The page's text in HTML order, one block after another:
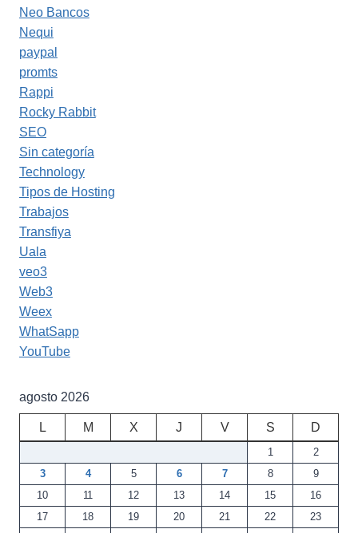
Neo Bancos
Nequi
paypal
promts
Rappi
Rocky Rabbit
SEO
Sin categoría
Technology
Tipos de Hosting
Trabajos
Transfiya
Uala
veo3
Web3
Weex
WhatSapp
YouTube
agosto 2026
L M X J V S D
1
2
3
4 5 6 7 8
9
10
11 12 13 14 15
16
17
18 19 20 21 22
23